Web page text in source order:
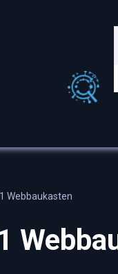
Webbaukasten